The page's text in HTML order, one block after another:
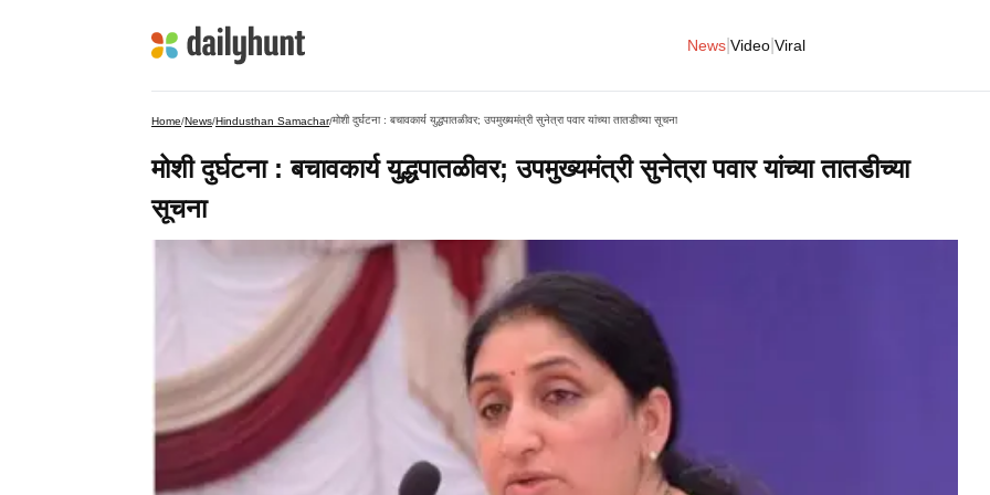
News Video Viral
Home/News/Hindusthan Samachar/मोशी दुर्घटना : बचावकार्य युद्धपातळीवर; उपमुख्यमंत्री सुनेत्रा पवार यांच्या तातडीच्या सूचना
मोशी दुर्घटना : बचावकार्य युद्धपातळीवर; उपमुख्यमंत्री सुनेत्रा पवार यांच्या तातडीच्या
सूचना